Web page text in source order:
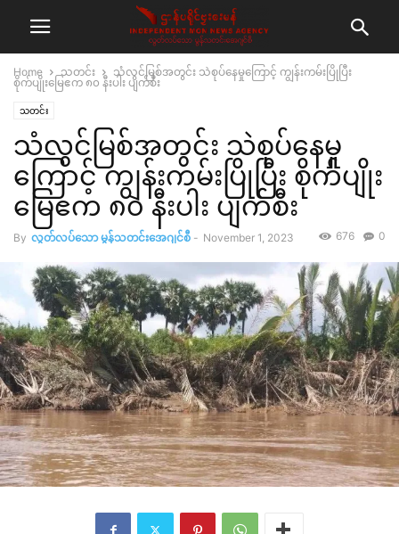
Home သတင်း
သံလွင်မြစ်အတွင်း သဲစုပ်နေမှုကြောင့် ကျွန်းကမ်းပြိုပြီး
စိုက်ပျိုးမြေဧက ၈၀ နီးပါး ပျက်စီး
သတင်း
သံလွင်မြစ်အတွင်း သဲစုပ်နေမှု
ကြောင့် ကျွန်းကမ်းပြိုပြီး စိုက်ပျိုး
မြေဧက ၈၀ နီးပါး ပျက်စီး
By လွတ်လပ်သော မွန်သတင်းအေဂျင်စီ - November 1, 2023 0
676